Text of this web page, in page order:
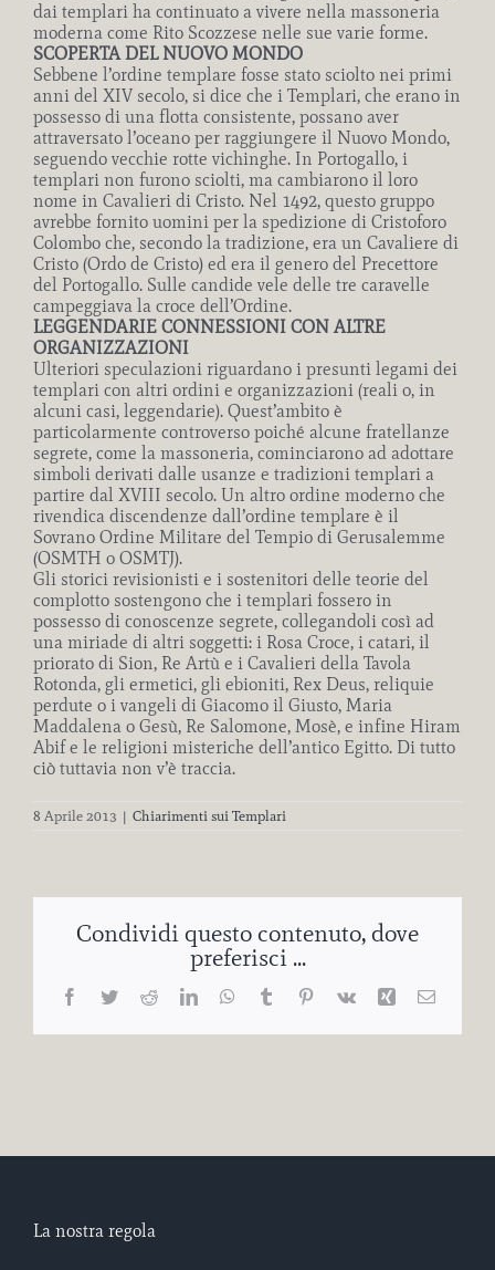
dai templari ha continuato a vivere nella massoneria
moderna come Rito Scozzese nelle sue varie forme.
SCOPERTA DEL NUOVO MONDO
Sebbene l’ordine templare fosse stato sciolto nei primi
anni del XIV secolo, si dice che i Templari, che erano in
possesso di una flotta consistente, possano aver
attraversato l’oceano per raggiungere il Nuovo Mondo,
seguendo vecchie rotte vichinghe. In Portogallo, i
templari non furono sciolti, ma cambiarono il loro
nome in Cavalieri di Cristo. Nel 1492, questo gruppo
avrebbe fornito uomini per la spedizione di Cristoforo
Colombo che, secondo la tradizione, era un Cavaliere di
Cristo (Ordo de Cristo) ed era il genero del Precettore
del Portogallo. Sulle candide vele delle tre caravelle
campeggiava la croce dell’Ordine.
LEGGENDARIE CONNESSIONI CON ALTRE
ORGANIZZAZIONI
Ulteriori speculazioni riguardano i presunti legami dei
templari con altri ordini e organizzazioni (reali o, in
alcuni casi, leggendarie). Quest’ambito è
particolarmente controverso poiché alcune fratellanze
segrete, come la massoneria, cominciarono ad adottare
simboli derivati dalle usanze e tradizioni templari a
partire dal XVIII secolo. Un altro ordine moderno che
rivendica discendenze dall’ordine templare è il
Sovrano Ordine Militare del Tempio di Gerusalemme
(OSMTH o OSMTJ).
Gli storici revisionisti e i sostenitori delle teorie del
complotto sostengono che i templari fossero in
possesso di conoscenze segrete, collegandoli così ad
una miriade di altri soggetti: i Rosa Croce, i catari, il
priorato di Sion, Re Artù e i Cavalieri della Tavola
Rotonda, gli ermetici, gli ebioniti, Rex Deus, reliquie
perdute o i vangeli di Giacomo il Giusto, Maria
Maddalena o Gesù, Re Salomone, Mosè, e infine Hiram
Abif e le religioni misteriche dell’antico Egitto. Di tutto
ciò tuttavia non v’è traccia.
8 Aprile 2013 | Chiarimenti sui Templari
Condividi questo contenuto, dove
preferisci ...
Facebook
TwitterRedditLinkedInWhatsApp
TumblrPinterest
Vk Xing Email
La nostra regola